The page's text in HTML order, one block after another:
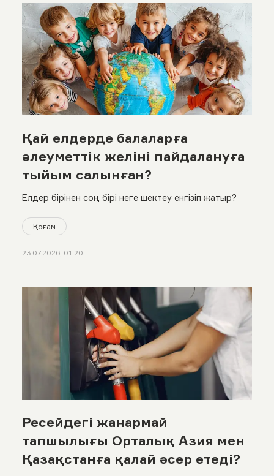
Қай елдерде балаларға
әлеуметтік желіні пайдалануға
тыйым салынған?
Елдер бірінен соң бірі неге шектеу енгізіп жатыр?
Қоғам
23.07.2026, 01:20
Ресейдегі жанармай
тапшылығы Орталық Азия мен
Қазақстанға қалай әсер етеді?